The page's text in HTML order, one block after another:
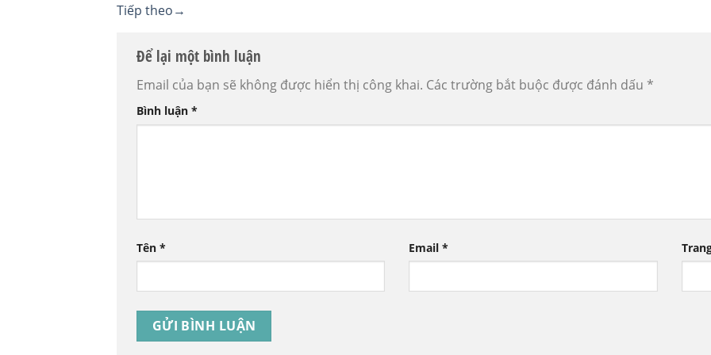
Tiếp theo→
Để lại một bình luận
Email của bạn sẽ không được hiển thị công khai. Các trường bắt buộc được đánh dấu *
Bình luận *
Tên * Email*